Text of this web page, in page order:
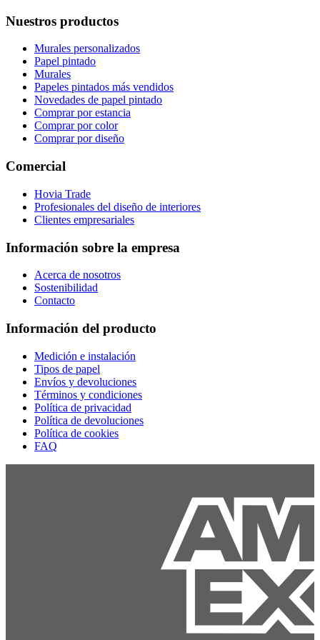
Nuestros productos
Murales personalizados
Papel pintado
Murales
Papeles pintados más vendidos
Novedades de papel pintado
Comprar por estancia
Comprar por color
Comprar por diseño
Comercial
Hovia Trade
Profesionales del diseño de interiores
Clientes empresariales
Información sobre la empresa
Acerca de nosotros
Sostenibilidad
Contacto
Información del producto
Medición e instalación
Tipos de papel
Envíos y devoluciones
Términos y condiciones
Política de privacidad
Política de devoluciones
Política de cookies
FAQ